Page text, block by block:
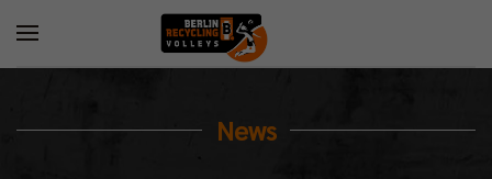
News